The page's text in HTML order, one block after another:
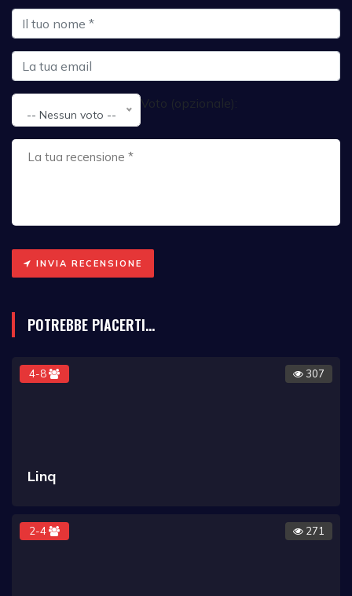
Voto (opzionale):
-- Nessun voto --
INVIA RECENSIONE
POTREBBE PIACERTI...
4-8 307
Linq
2-4 271